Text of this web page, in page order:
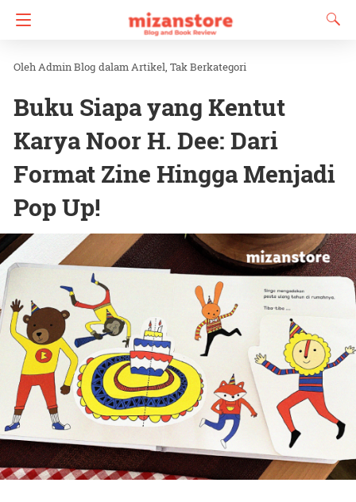
Admin Blog dalamArtikel Tak Berkategori
Buku Siapa yang Kentut
Karya Noor H. Dee: Dari
Format Zine Hingga Menjadi
Pop Up!